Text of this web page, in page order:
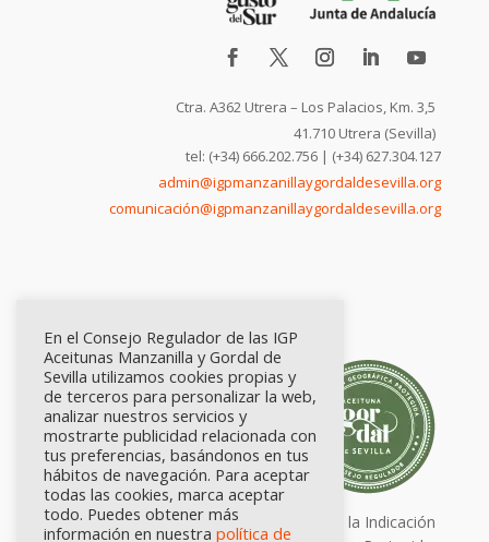
Ctra. A362 Utrera – Los Palacios, Km. 3,5
41.710 Utrera (Sevilla)
tel: (+34) 666.202.756 | (+34) 627.304.127
admin@igpmanzanillaygordaldesevilla.org
comunicación@igpmanzanillaygordaldesevilla.org
Calidad certificada por Origen. Sellos de la Indicación
En el Consejo Regulador de las IGP
Aceitunas Manzanilla y Gordal de
Sevilla utilizamos cookies propias y
de terceros para personalizar la web,
analizar nuestros servicios y
mostrarte publicidad relacionada con
tus preferencias, basándonos en tus
hábitos de navegación. Para aceptar
todas las cookies, marca aceptar
todo. Puedes obtener más
información en nuestra política de